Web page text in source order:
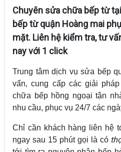
Chuyên sửa chữa bếp từ
bếp từ quận Hoàng mai
mặt. Liên hệ kiểm tra, tư
nay với 1 click
Trung tâm dịch vụ sửa bếp
vấn, cung cấp các giải
chữa bếp hồng ngoại tận
nhu cầu, phục vụ 24/7 các
Chỉ cần khách hàng liên hệ
ngay sau 15 phút gọi là có